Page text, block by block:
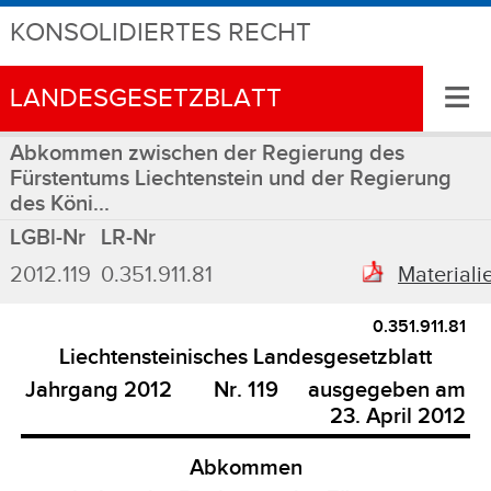
KONSOLIDIERTES RECHT
LANDESGESETZBLATT ≡
Abkommen zwischen der Regierung des
Fürstentums Liechtenstein und der Regierung
des Köni...
LGBl-Nr
LR-Nr
2012.119 0.351.911.81